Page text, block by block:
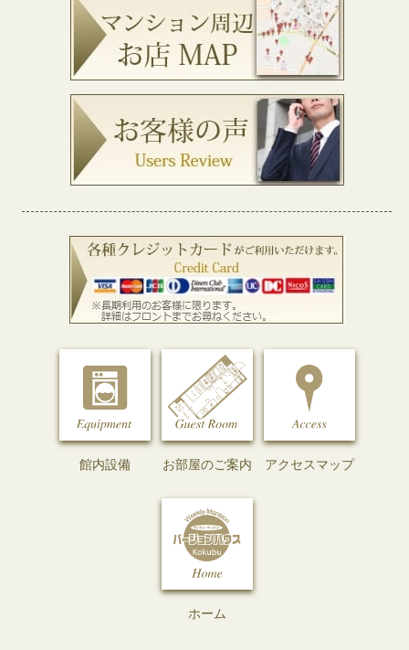
館内設備 お部屋のご案内 アクセスマップ
ホーム